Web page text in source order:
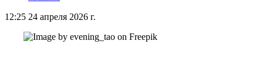
12:25 24 апреля 2026 г.